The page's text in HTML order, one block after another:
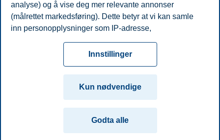
Del artikkelen:
Tilgjengelighetserklæring
Kontakt oss
TrondheimStavanger
© 2026 Handelshøyskolen BI
analyse) og å vise deg mer relevante annonser
(målrettet markedsføring). Dette betyr at vi kan samle
inn personopplysninger som IP-adresse,
cookies som er nødvendige for at nettsiden skal
fungere, kan du enten godta alle eller tilpasse ditt
samtykke ved å endre innstillinger.
Les mer om våre informasjonskapsler, hvilke
opplysninger vi samler inn og formålene i innstillinger
for informasjonskapsler. Du kan når som helst endre
eller trekke tilbake ditt samtykke i innstillingene ved å
Innstillinger
Kun nødvendige
Godta alle